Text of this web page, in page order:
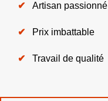
Artisan passionné
Prix imbattable
Travail de qualité